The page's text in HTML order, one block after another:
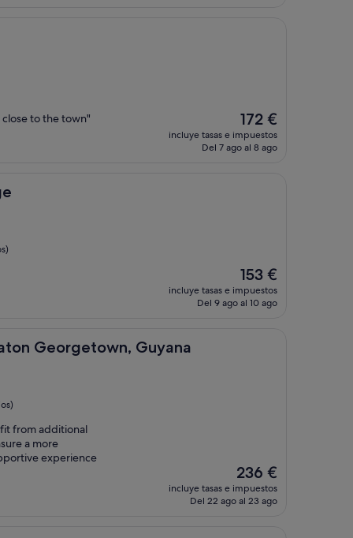
to the town"
El
precio
actual
172 €
incluye tasas e impuestos
Del 7 ago al 8 ago
El
precio
actual
153 €
incluye tasas e impuestos
Del 9 ago al 10 ago
Georgetown, Guyana
Guyana
from additional
a more
experience
El
precio
actual
236 €
incluye tasas e impuestos
Del 22 ago al 23 ago